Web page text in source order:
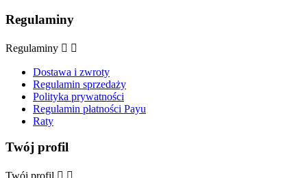
Regulaminy
Regulaminy  
Dostawa i zwroty
Regulamin sprzedaży
Polityka prywatności
Regulamin płatności Payu
Raty
Twój profil
Twój profil  